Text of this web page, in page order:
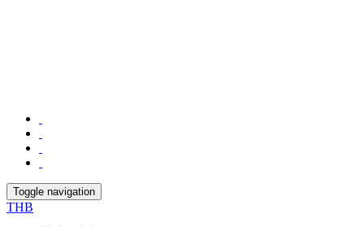
Toggle navigation
THB